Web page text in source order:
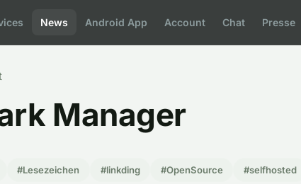
News Android App Account Chat Presse
Manager
#Lesezeichen #linkding #OpenSource #selfhosted